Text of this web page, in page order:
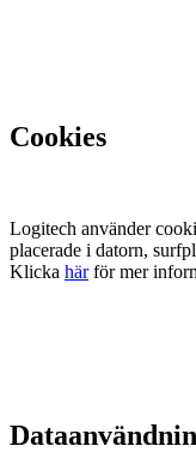
Cookies
Logitech använder
placerade i datorn,
Klicka härför mer